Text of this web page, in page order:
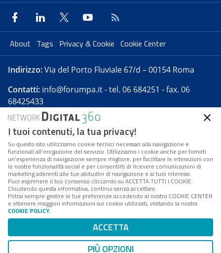
About Tags Privacy & Cookie Cookie Center
Indirizzo:Via del Porto Fluviale 67/d – 00154 Roma
Contatti: info@forumpa.it- tel. 06 684251 - fax. 06
68425433
Forumpa.itè una pubblicazione telematica iscritta
presso Registro della stampa del Tribunale di Roma -
Reg. n. 182 del 2 maggio 2008 - Direttore resp. Michela
Stentella
FPA s.r.l. è società soggetta a Direzione e
Coordinamento da parte di Digital360 S.p.A. - FPA s.r.l.
è un'azienda certificata per il sistema di management
Codice Fiscale/Partita IVA n. 10693191008 - R.E.A. Roma
n. 1249791. ISP AWS
Mappa del sito
I tuoi contenuti, la tua privacy!
Su questo sito utilizziamo cookie tecnici necessari alla navigazione e
funzionali all’erogazione del servizio. Utilizziamo i cookie anche per fornirti
un’esperienza di navigazione sempre migliore, per facilitare le interazioni con
le nostre funzionalità social e per consentirti di ricevere comunicazioni di
marketing aderenti alle tue abitudini di navigazione e ai tuoi interessi.
Puoi esprimere il tuo consenso cliccando su ACCETTA TUTTI I COOKIE.
Chiudendo questa informativa, continui senza accettare.
Potrai sempre gestire le tue preferenze accedendo al nostro COOKIE CENTER
e ottenere maggiori informazioni sui cookie utilizzati, visitando la nostra
COOKIE POLICY.
ACCETTA
PIÙ OPZIONI